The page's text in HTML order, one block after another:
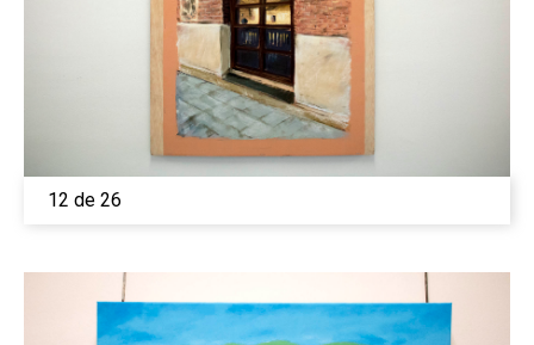
12 de 26